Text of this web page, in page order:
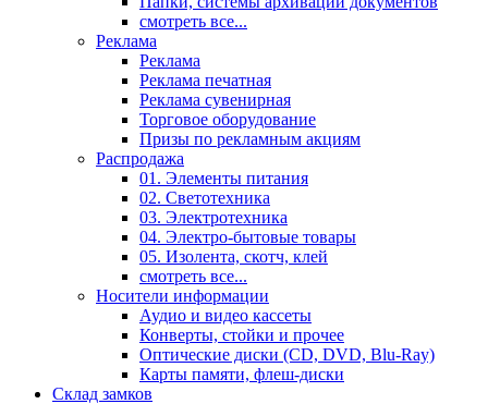
смотреть все...
Реклама
Реклама
Реклама печатная
Реклама сувенирная
Торговое оборудование
Призы по рекламным акциям
Распродажа
01. Элементы питания
02. Светотехника
03. Электротехника
04. Электро-бытовые товары
05. Изолента, скотч, клей
смотреть все...
Носители информации
Аудио и видео кассеты
Конверты, стойки и прочее
Оптические диски (CD, DVD, Blu-Ray)
Карты памяти, флеш-диски
Склад замков